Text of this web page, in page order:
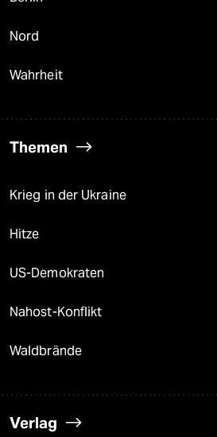
Nord
Wahrheit
Themen
Krieg in der Ukraine
Hitze
US-Demokraten
Nahost-Konflikt
Waldbrände
Verlag